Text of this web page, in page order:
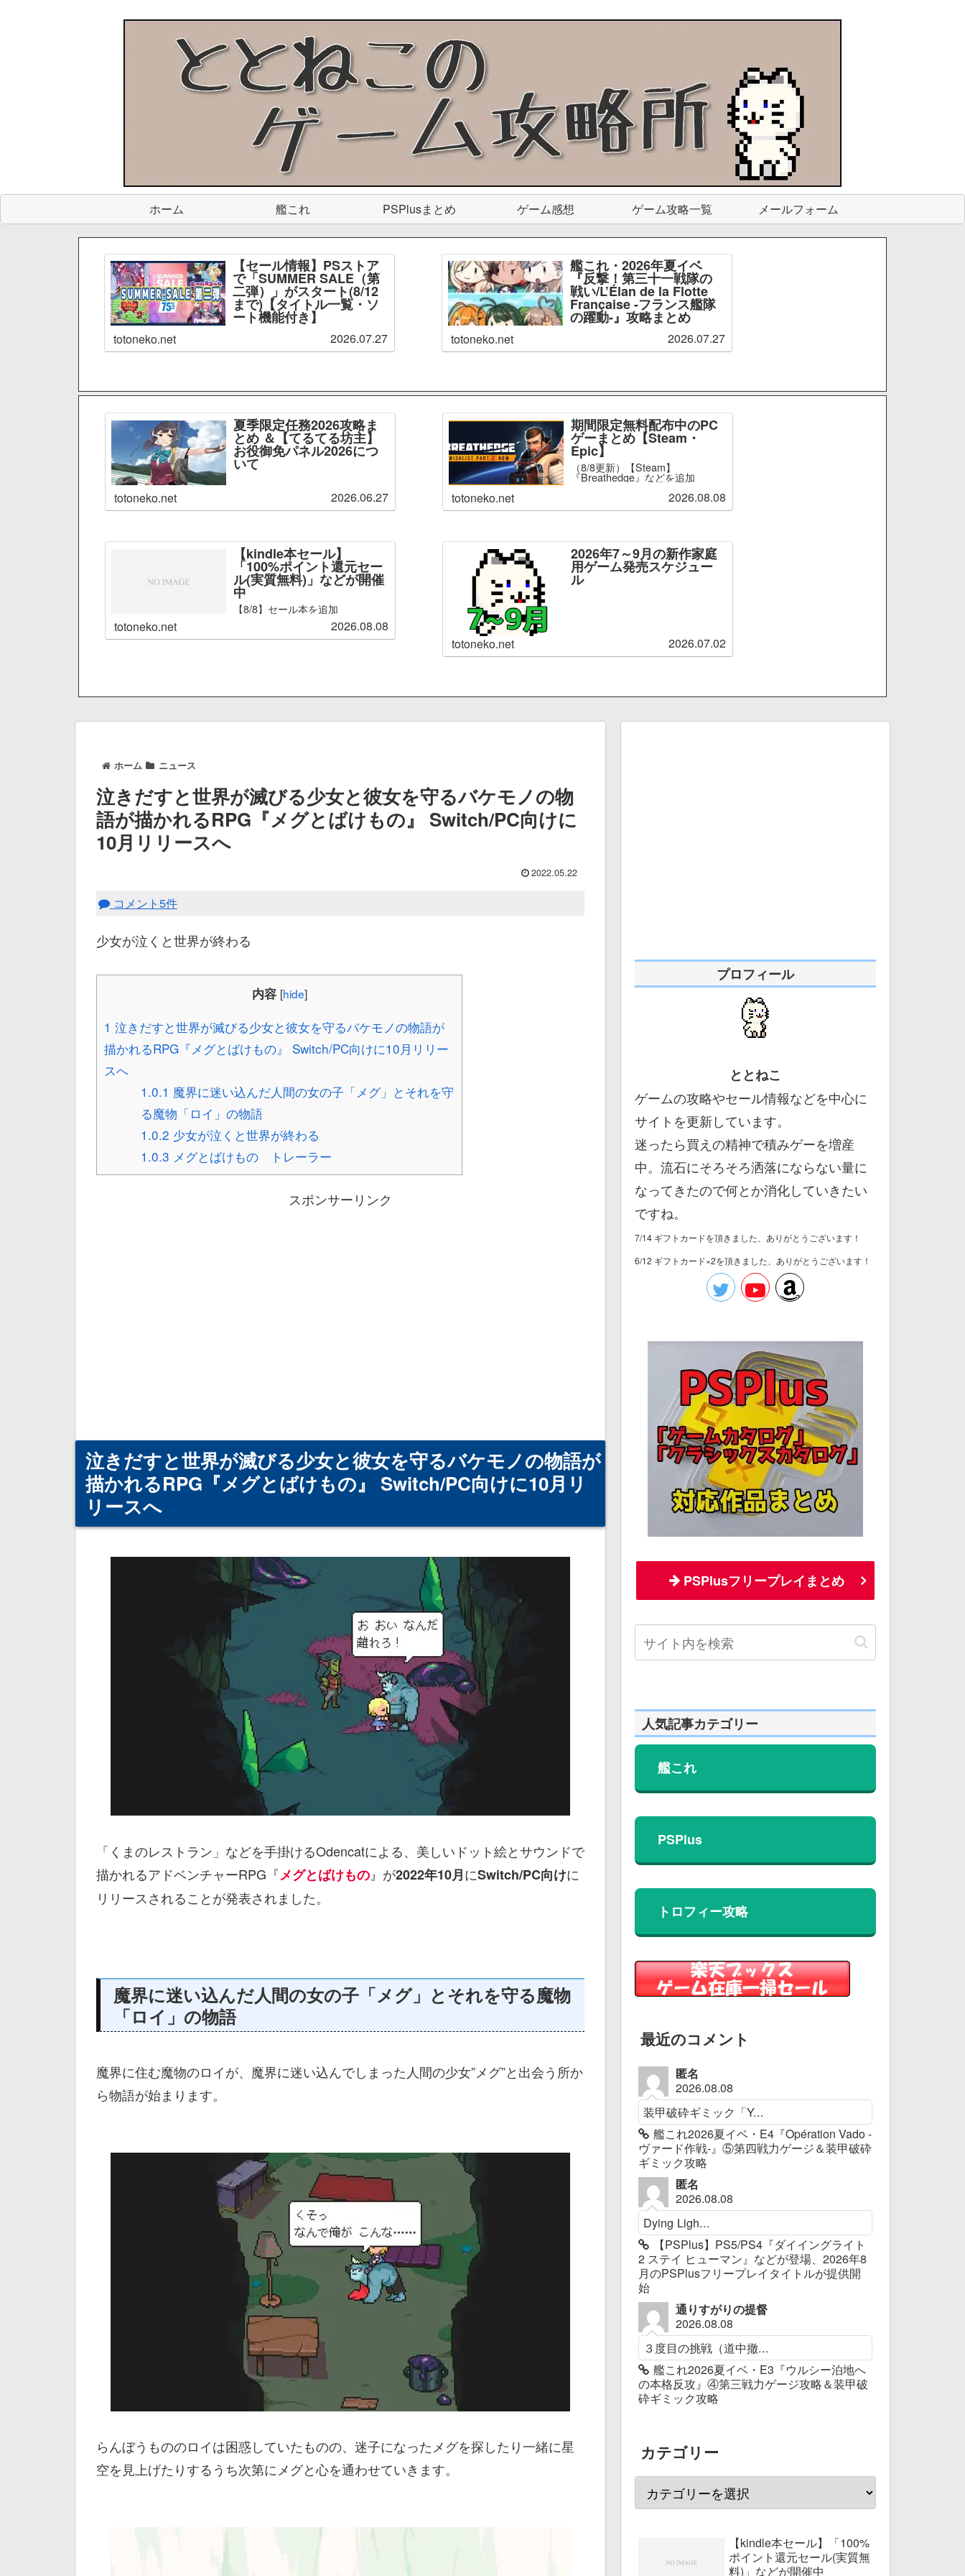
ホーム 艦これ PSPlusまとめ ゲーム感想 ゲーム攻略一覧 メールフォーム
【セール情報】PSストア
で「SUMMER SALE（第
二弾）」がスタート(8/12
まで)【タイトル一覧・ソ
ート機能付き】
totoneko.net 2026.07.27
艦これ・2026年夏イベ
『反撃！第三十一戦隊の
戦い/L’Élan de la Flotte
Française -フランス艦隊
の躍動-』攻略まとめ
totoneko.net 2026.07.27
夏季限定任務2026攻略ま
とめ ＆【てるてる坊主】
お役御免パネル2026につ
いて
totoneko.net 2026.06.27
【kindle本セール】
「100%ポイント還元セー
ル(実質無料)」などが開催
中
【8/8】セール本を追加
totoneko.net 2026.08.08
期間限定無料配布中のPC
ゲーまとめ【Steam・
Epic】
（8/8更新）【Steam】
『Breathedge』などを追加
totoneko.net 2026.08.08
2026年7～9月の新作家庭
用ゲーム発売スケジュー
ル
totoneko.net 2026.07.02
ホーム ニュース
泣きだすと世界が滅びる少女と彼女を守るバケモノの物
語が描かれるRPG『メグとばけもの』 Switch/PC向けに
10月リリースへ
2022.05.22
コメント5件
少女が泣くと世界が終わる
内容 [hide]
1 泣きだすと世界が滅びる少女と彼女を守るバケモノの物語が
描かれるRPG『メグとばけもの』 Switch/PC向けに10月リリー
スへ
1.0.1 魔界に迷い込んだ人間の女の子「メグ」とそれを守
る魔物「ロイ」の物語
1.0.2 少女が泣くと世界が終わる
1.0.3 メグとばけもの トレーラー
スポンサーリンク
泣きだすと世界が滅びる少女と彼女を守るバケモノの物語が
描かれるRPG『メグとばけもの』 Switch/PC向けに10月リ
リースへ
「くまのレストラン」などを手掛けるOdencatによる、美しいドット絵とサウンドで
描かれるアドベンチャーRPG『メグとばけもの』が2022年10月にSwitch/PC向けに
リリースされることが発表されました。
魔界に迷い込んだ人間の女の子「メグ」とそれを守る魔物
「ロイ」の物語
魔界に住む魔物のロイが、魔界に迷い込んでしまった人間の少女”メグ”と出会う所か
ら物語が始まります。
らんぼうもののロイは困惑していたものの、迷子になったメグを探したり一緒に星
空を見上げたりするうち次第にメグと心を通わせていきます。
プロフィール
ととねこ
ゲームの攻略やセール情報などを中心に
サイトを更新しています。
迷ったら買えの精神で積みゲーを増産
中。流石にそろそろ洒落にならない量に
なってきたので何とか消化していきたい
ですね。
7/14 ギフトカードを頂きました、ありがとうございます！
6/12 ギフトカード×2を頂きました、ありがとうございます！
PSPlusフリープレイまとめ
人気記事カテゴリー
艦これ
PSPlus
トロフィー攻略
最近のコメント
匿名
2026.08.08
装甲破砕ギミック「Y...
艦これ2026夏イベ・E4『Opération Vado -
ヴァード作戦-』⑤第四戦力ゲージ＆装甲破砕
ギミック攻略
匿名
2026.08.08
Dying Ligh...
【PSPlus】PS5/PS4『ダイイングライト
2 ステイ ヒューマン』などが登場、2026年8
月のPSPlusフリープレイタイトルが提供開
始
通りすがりの提督
2026.08.08
３度目の挑戦（道中撤...
艦これ2026夏イベ・E3『ウルシー泊地へ
の本格反攻』④第三戦力ゲージ攻略＆装甲破
砕ギミック攻略
カテゴリー
【kindle本セール】「100%
ポイント還元セール(実質無
料)」などが開催中